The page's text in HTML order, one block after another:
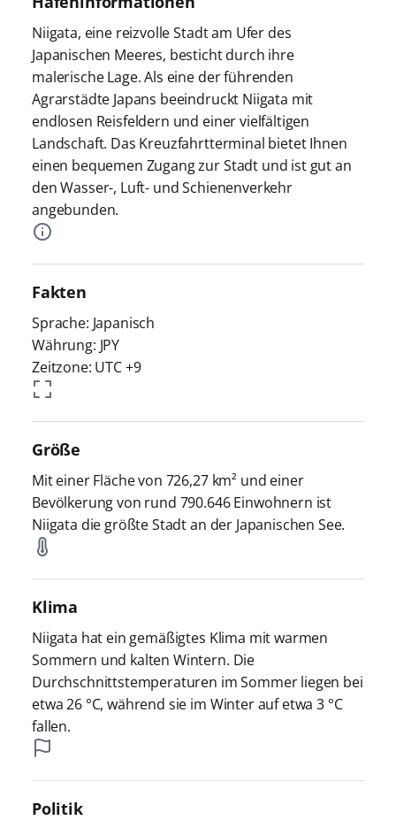
Niigata, eine reizvolle Stadt am Ufer des
Japanischen Meeres, besticht durch ihre
malerische Lage. Als eine der führenden
Agrarstädte Japans beeindruckt Niigata mit
endlosen Reisfeldern und einer vielfältigen
Landschaft. Das Kreuzfahrtterminal bietet Ihnen
einen bequemen Zugang zur Stadt und ist gut an
den Wasser-, Luft- und Schienenverkehr
angebunden.
Fakten
Sprache: Japanisch
Währung: JPY
Zeitzone: UTC +9
Größe
Mit einer Fläche von 726,27 km² und einer
Bevölkerung von rund 790.646 Einwohnern ist
Niigata die größte Stadt an der Japanischen See.
Klima
Niigata hat ein gemäßigtes Klima mit warmen
Sommern und kalten Wintern. Die
Durchschnittstemperaturen im Sommer liegen bei
etwa 26 °C, während sie im Winter auf etwa 3 °C
fallen.
Politik